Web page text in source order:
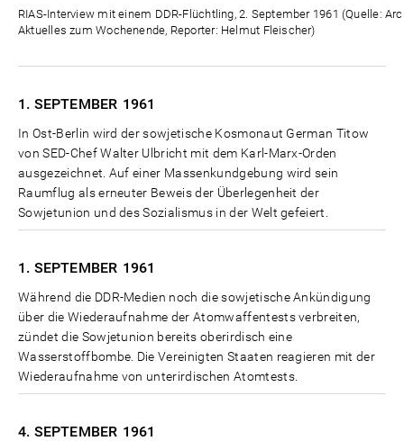
Zeit
RIAS-Interview mit einem DDR-Flüchtling, 2. September 1961 (Quelle:
Aktuelles zum Wochenende, Reporter: Helmut Fleischer)
1. SEPTEMBER 1961
In Ost-Berlin wird der sowjetische Kosmonaut German Titow
von SED-Chef Walter Ulbricht mit dem Karl-Marx-Orden
ausgezeichnet. Auf einer Massenkundgebung wird sein
Raumflug als erneuter Beweis der Überlegenheit der
Sowjetunion und des Sozialismus in der Welt gefeiert.
1. SEPTEMBER 1961
Während die DDR-Medien noch die sowjetische Ankündigung
über die Wiederaufnahme der Atomwaffentests verbreiten,
zündet die Sowjetunion bereits oberirdisch eine
Wasserstoffbombe. Die Vereinigten Staaten reagieren mit der
Wiederaufnahme von unterirdischen Atomtests.
4. SEPTEMBER 1961